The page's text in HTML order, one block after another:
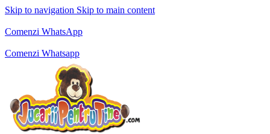
Skip to navigation Skip to main content
Comenzi WhatsApp
Comenzi Whatsapp